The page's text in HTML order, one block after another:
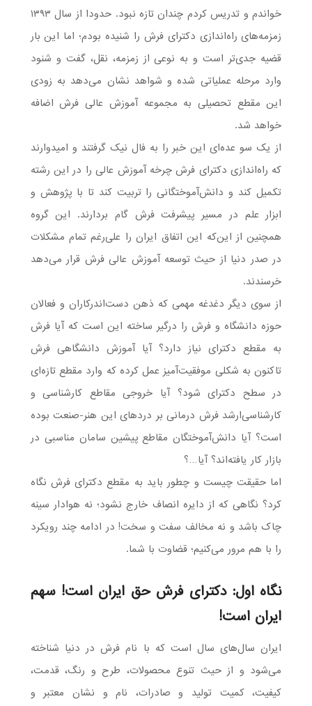
خواندم و تدریس کردم چندان تازه نبود. حدودا از سال ۱۳۹۳
زمزمه‌های راه‌اندازی دکترای فرش را شنیده بودم؛ اما این بار
قضیه جدی‌تر است و به نوعی از زمزمه، نقل، گفت و شنود
وارد مرحله عملیاتی شده و شواهد نشان می‌دهد به زودی
این مقطع تحصیلی به مجموعه آموزش عالی فرش اضافه
خواهد شد.
از یک سو عده‌ای این خبر را به فال نیک گرفتند و امیدوارند
که راه‌اندازی دکترای فرش چرخه آموزش عالی را در این رشته
تکمیل کند و دانش‌آموختگانی را تربیت کند تا با پژوهش و
ابزار علم در مسیر پیشرفت فرش گام بردارند. این گروه
همچنین از این‌که این اتفاق ایران را علی‌رغم تمام مشکلات
در صدر دنیا از حیث توسعه آموزش عالی فرش قرار می‌دهد
خرسندند.
از سوی دیگر دغدغه مهمی که ذهن دست‌اندرکاران و فعالان
حوزه دانشگاه و فرش را درگیر ساخته این است که آیا فرش
به مقطع دکترای نیاز دارد؟ آیا آموزش دانشگاهی فرش
تاکنون به شکلی موفقیت‌آمیز عمل کرده که وارد مقطع تازه‌ای
در سطح دکترای شود؟ آیا خروجی مقاطع کارشناسی و
کارشناسی‌ارشد فرش درمانی بر دردهای این هنر-صنعت بوده
است؟ آیا دانش‌آموختگان مقاطع پیشین سامان مناسبی در
بازار کار یافته‌اند؟ آیا…؟
اما حقیقت چیست و چطور باید به مقطع دکترای فرش نگاه
کرد؟ نگاهی که از دایره انصاف خارج نشود؛ نه هوادار سینه
چاک باشد و نه مخالف سفت و سخت! در ادامه چند رویکرد
را با هم مرور می‌کنیم؛ قضاوت با شما.
نگاه اول: دکترای فرش حق ایران است! سهم
ایران است!
ایران سال‌های سال است که با نام فرش در دنیا شناخته
می‌شود و از حیث تنوع محصولات، طرح و رنگ، قدمت،
کیفیت، کمیت تولید و صادرات، نام و نشان معتبر و